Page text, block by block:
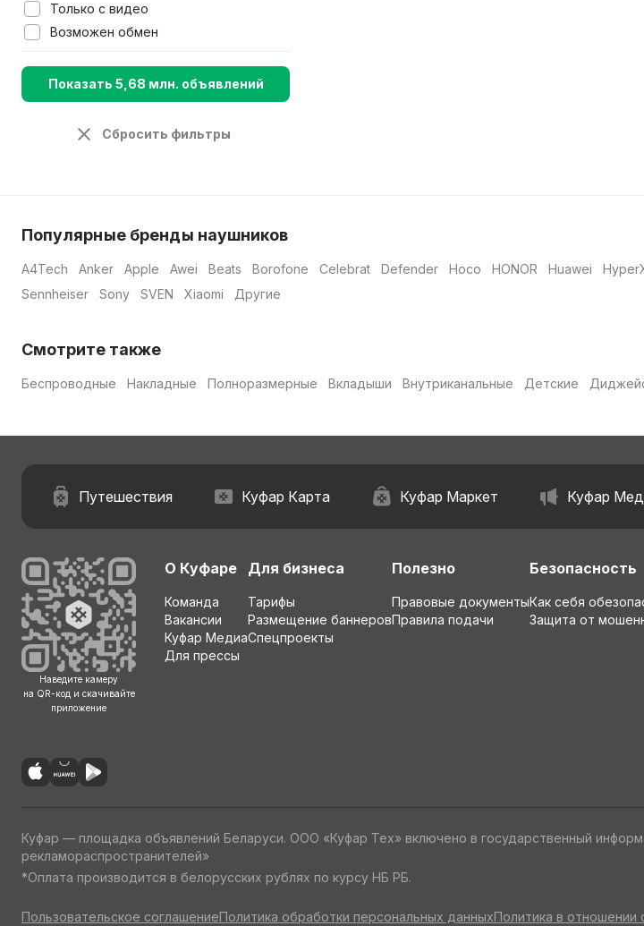
Только с видео
Возможен обмен
Показать 5,68 млн. объявлений
Сбросить фильтры
Популярные бренды наушников
A4Tech Anker Apple Awei Beats Borofone Celebrat Defender Hoco HONOR Huawei
Sennheiser
Sony SVEN Xiaomi Другие
Смотрите также
Беспроводные Накладные Полноразмерные Вкладыши Внутриканальные Детские
Путешествия Куфар Карта Куфар Маркет Куфар
Наведите камеру
на QR-код и скачивайте
приложение
О Куфаре
Команда
Вакансии
Куфар Медиа
Для прессы
Для бизнеса
Тарифы
Размещение баннеров
Спецпроекты
Полезно
Правовые документы
Правила подачи
Безопасность
Как себя
Защита от
Куфар — площадка объявлений Беларуси. ООО «Куфар Тех» включено в государственный
рекламораспространителей»
*Оплата производится в белорусских рублях по курсу НБ РБ.
Пользовательское соглашениеПолитика обработки персональных данныхПолитика в отношении